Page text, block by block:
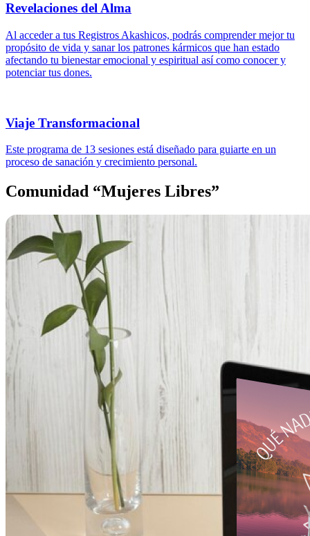
Revelaciones del Alma​
Al acceder a tus Registros Akashicos, podrás comprender mejor tu
propósito de vida y sanar los patrones kármicos que han estado
afectando tu bienestar emocional y espiritual así como conocer y
potenciar tus dones.
Viaje Transformacional​
Este programa de 13 sesiones está diseñado para guiarte en un
proceso de sanación y crecimiento personal.
Comunidad “Mujeres Libres”